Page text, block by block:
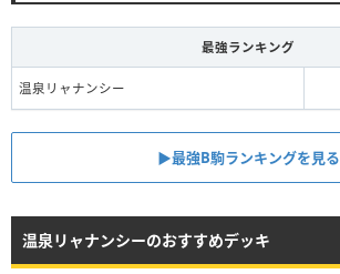
最強ランキング
温泉リャナンシー
▶︎最強B駒ランキングを見る
温泉リャナンシーのおすすめデッキ